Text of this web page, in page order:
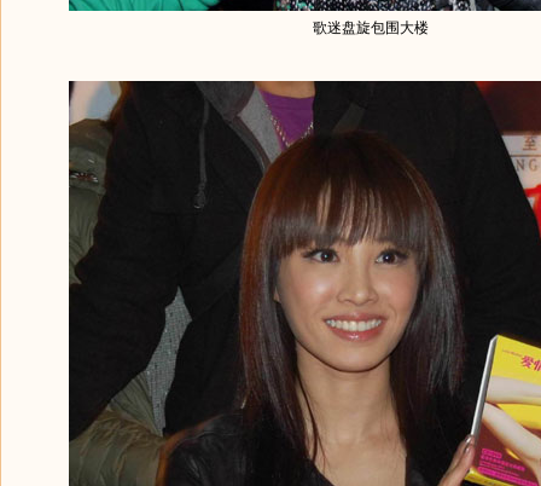
歌迷盘旋包围大楼